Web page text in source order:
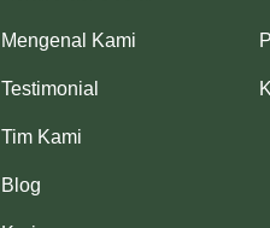
Mengenal Kami
Testimonial
Tim Kami
Blog